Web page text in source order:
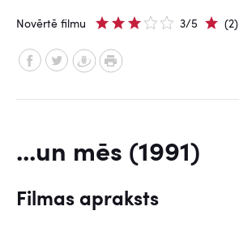
Novērtē filmu 3/5 (2)
...un mēs (1991)
Filmas apraksts